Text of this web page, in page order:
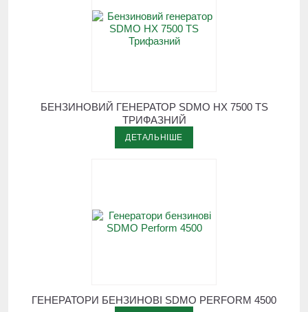
БЕНЗИНОВИЙ ГЕНЕРАТОР SDMO HX 7500 TS
ТРИФАЗНИЙ
ДЕТАЛЬНІШЕ
ГЕНЕРАТОРИ БЕНЗИНОВІ SDMO PERFORM 4500